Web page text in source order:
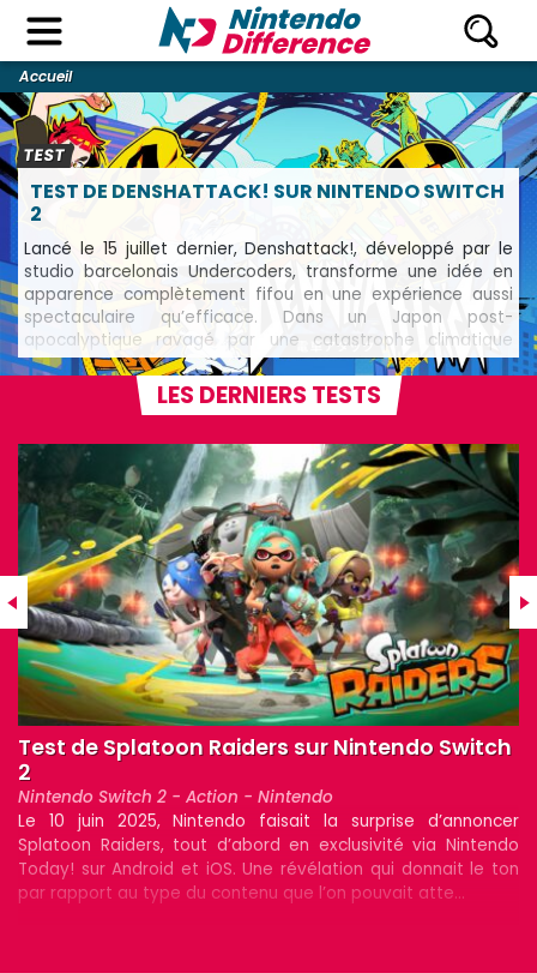
Accueil
TEST
TEST DE DENSHATTACK! SUR NINTENDO SWITCH
2
Lancé le 15 juillet dernier, Denshattack!, développé par le
studio barcelonais Undercoders, transforme une idée en
apparence complètement fifou en une expérience aussi
spectaculaire qu’efficace. Dans un Japon post-
apocalyptique ravagé par une catastrophe climatique
majeure, le joueur prend le contrôle de trains lancés à
blinde, capables de grinder, sauter et enchaîner des figures
qui, dans un monde rationnel, seraient réservées aux
absurde se cache pourtant une proposition étonnamment
maîtrisée, qui réussit à fusionner plusieurs héritages du jeu
vidéo arcade. Denshattack! revendique notamment
l’énergie colorée et rebelle de l’ère Dreamcast, avec une
direction artistique en […]
LES DERNIERS TESTS
Test express de Morsels sur Nintendo Switch
Nintendo Switch - Action - Annapurna Interactive - Furcula
Comment se différencier dans la masse de propositions
d’expériences roguelite qui se multiplient tous les mois parmi
les créations indépendantes ? Morsels, sorti le 18 novembre
dernier et développé par Furcula, répond en se distinguant
p...